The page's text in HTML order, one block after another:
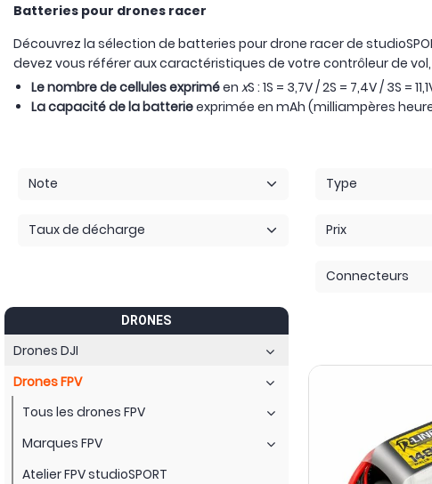
Batteries pour drones racer
Découvrez la sélection de batteries pour drone racer de
devez vous référer aux caractéristiques de votre contrôleur de
Le nombre de cellules expriméen xS : 1S = 3,7V / 2S = 7,4V / 3S =
La capacité de la batterieexprimée en mAh (milliampères
C : qui correspond à la
: qui diffère selon
Note Type
Taux de décharge Prix
Connecteurs
DRONES
Drones DJI
Drones FPV
Tous les drones FPV
Marques FPV
Atelier FPV studioSPORT